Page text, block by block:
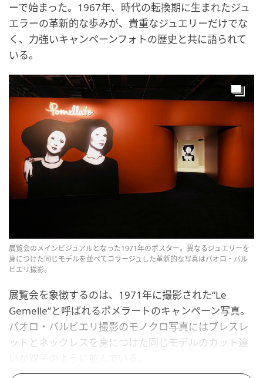
ーで始まった。1967年、時代の転換期に生まれたジュ
エラーの革新的な歩みが、貴重なジュエリーだけでな
く、力強いキャンペーンフォトの歴史と共に語られて
いる。
展覧会のメインビジュアルとなった1971年のポスター。異なるジュエリーを
身につけた同じモデルを並べてコラージュした革新的な写真はパオロ・バル
ビエリ撮影。
展覧会を象徴するのは、1971年に撮影された“Le
Gemelle”と呼ばれるポメラートのキャンペーン写真。
パオロ・バルビエリ撮影のモノクロ写真にはブレスレ
ットとネックレスを身につけた同じモデルのカット違